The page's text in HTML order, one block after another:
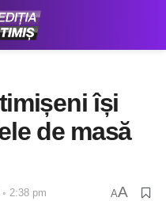
își
de masă
2:38 pm AA